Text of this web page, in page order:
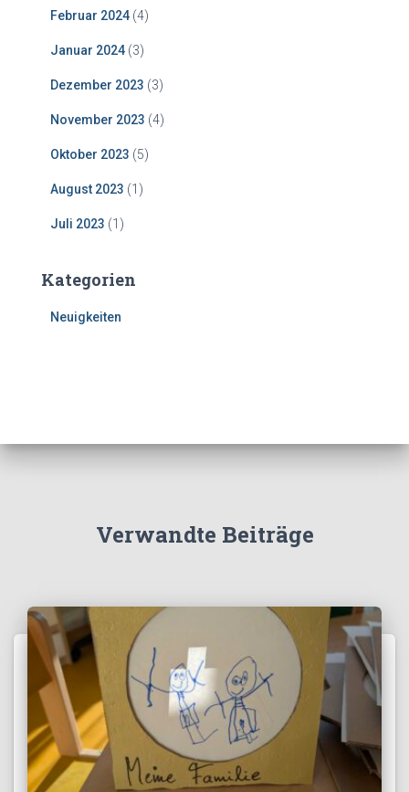
Februar 2024 (4)
Januar 2024 (3)
Dezember 2023 (3)
November 2023 (4)
Oktober 2023 (5)
August 2023 (1)
Juli 2023 (1)
Kategorien
Neuigkeiten
Verwandte Beiträge